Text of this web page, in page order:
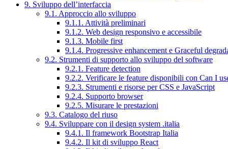
9. Sviluppo dell’interfaccia
9.1. Approccio allo sviluppo
9.1.1. Attività preliminari
9.1.2. Web design responsivo e accessibile
9.1.3. Mobile first
9.1.4. Progressive enhancement e Graceful
9.2. Strumenti di supporto allo sviluppo del software
9.2.1. Feature detection
9.2.2. Verificare le feature disponibili con Can I
9.2.3. Strumenti e risorse per CSS e JavaScript
9.2.4. Supporto browser
9.2.5. Misurare le prestazioni
9.3. Catalogo del riuso
9.4. Sviluppare con il design system .italia
9.4.1. Il framework Bootstrap Italia
9.4.2. Il kit di sviluppo React